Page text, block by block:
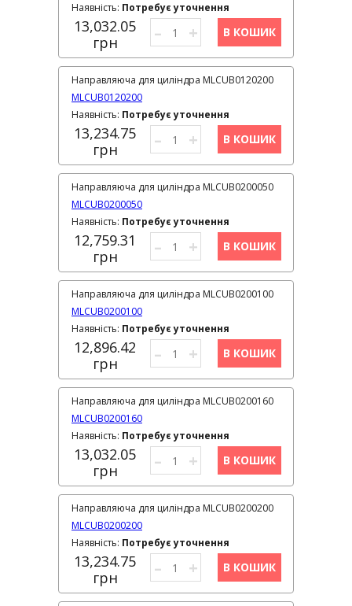
13,032.05
грн
Наявність: Потребує уточнення
– + В КОШИК
MLCUB0120200
Направляюча для циліндра MLCUB0120200
13,234.75
грн
Наявність: Потребує уточнення
– + В КОШИК
MLCUB0200050
Направляюча для циліндра MLCUB0200050
12,759.31
грн
Наявність: Потребує уточнення
– + В КОШИК
MLCUB0200100
Направляюча для циліндра MLCUB0200100
12,896.42
грн
Наявність: Потребує уточнення
– + В КОШИК
MLCUB0200160
Направляюча для циліндра MLCUB0200160
13,032.05
грн
Наявність: Потребує уточнення
– + В КОШИК
MLCUB0200200
Направляюча для циліндра MLCUB0200200
13,234.75
грн
Наявність: Потребує уточнення
– + В КОШИК